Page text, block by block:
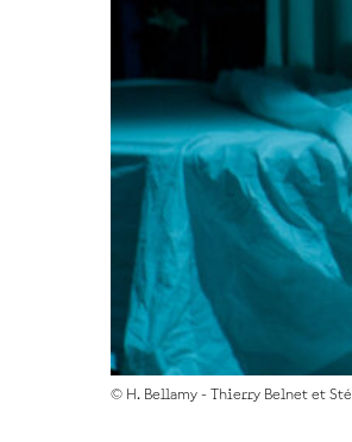
© H. Bellamy - Thierry Belnet et